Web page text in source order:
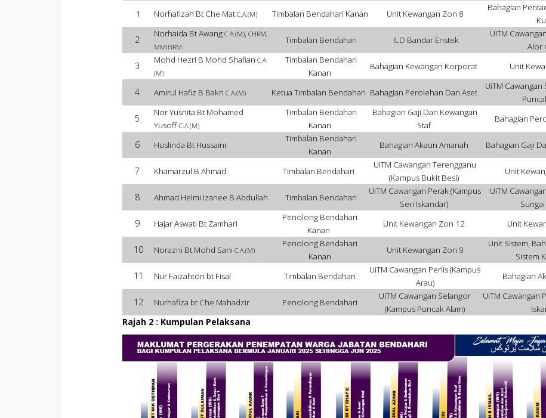
1
Norhafizah Bt Che Mat C.A.(M) Timbalan Bendahari Kanan Unit Kewangan Zon 8
Bahagian
2
Norhaida Bt Awang C.A.(M), CHRM,
MMIHRM
Timbalan Bendahari ILD Bandar Enstek
UiTM
Alor
3
Mohd Hezri B Mohd Shafian C.A.
(M)
Timbalan Bendahari
Kanan
Bahagian Kewangan Korporat Unit
4 Amirul Hafiz B Bakri C.A.(M) Ketua Timbalan Bendahari Bahagian Perolehan Dan Aset
UiTM
5
Nor Yusnita Bt Mohamed
Yusoff C.A.(M)
Timbalan Bendahari
Kanan
Bahagian Gaji Dan Kewangan
Staf
Bahagian
6 Huslinda Bt Hussaini
Timbalan Bendahari
Kanan
Bahagian Akaun Amanah Bahagian Gaji
7 Khamarzul B Ahmad Timbalan Bendahari
UiTM Cawangan Terengganu
(Kampus Bukit Besi)
Unit
8 Ahmad Helmi Izanee B Abdullah Timbalan Bendahari
UiTM Cawangan Perak (Kampus
Seri Iskandar)
UiTM
9 Hajar Aswati Bt Zamhari
Penolong Bendahari
Kanan
Unit Kewangan Zon 12 Unit
10 Norazni Bt Mohd Sani C.A.(M)
Penolong Bendahari
Kanan
Unit Kewangan Zon 9
Unit Sistem,
Sistem
11 Nur Faizahton bt Fisal Timbalan Bendahari
UiTM Cawangan Perlis (Kampus
Arau)
Bahagian
12 Nurhafiza bt Che Mahadzir Penolong Bendahari
UiTM Cawangan Selangor
(Kampus Puncak Alam)
UiTM Cawangan
Rajah 2 : Kumpulan Pelaksana